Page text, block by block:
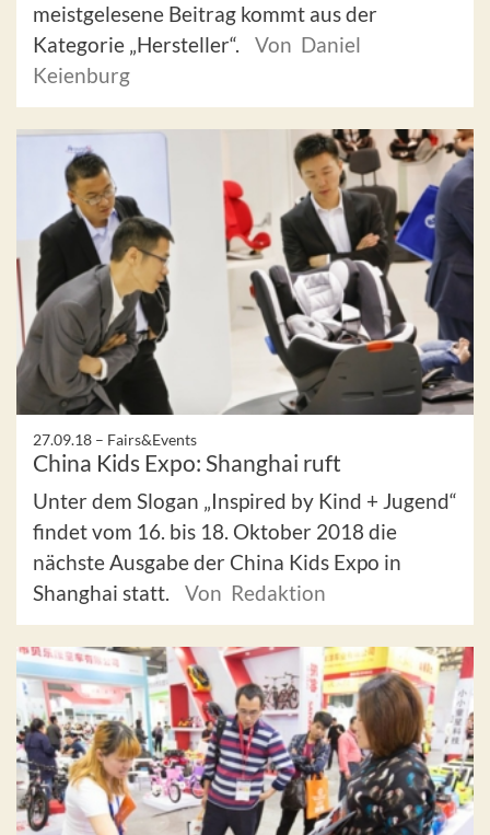
meistgelesene Beitrag kommt aus der
Kategorie „Hersteller“.
Von Daniel
Keienburg
27.09.18 – Fairs&Events
China Kids Expo: Shanghai ruft
Unter dem Slogan „Inspired by Kind + Jugend“
findet vom 16. bis 18. Oktober 2018 die
nächste Ausgabe der China Kids Expo in
Shanghai statt.
Von Redaktion